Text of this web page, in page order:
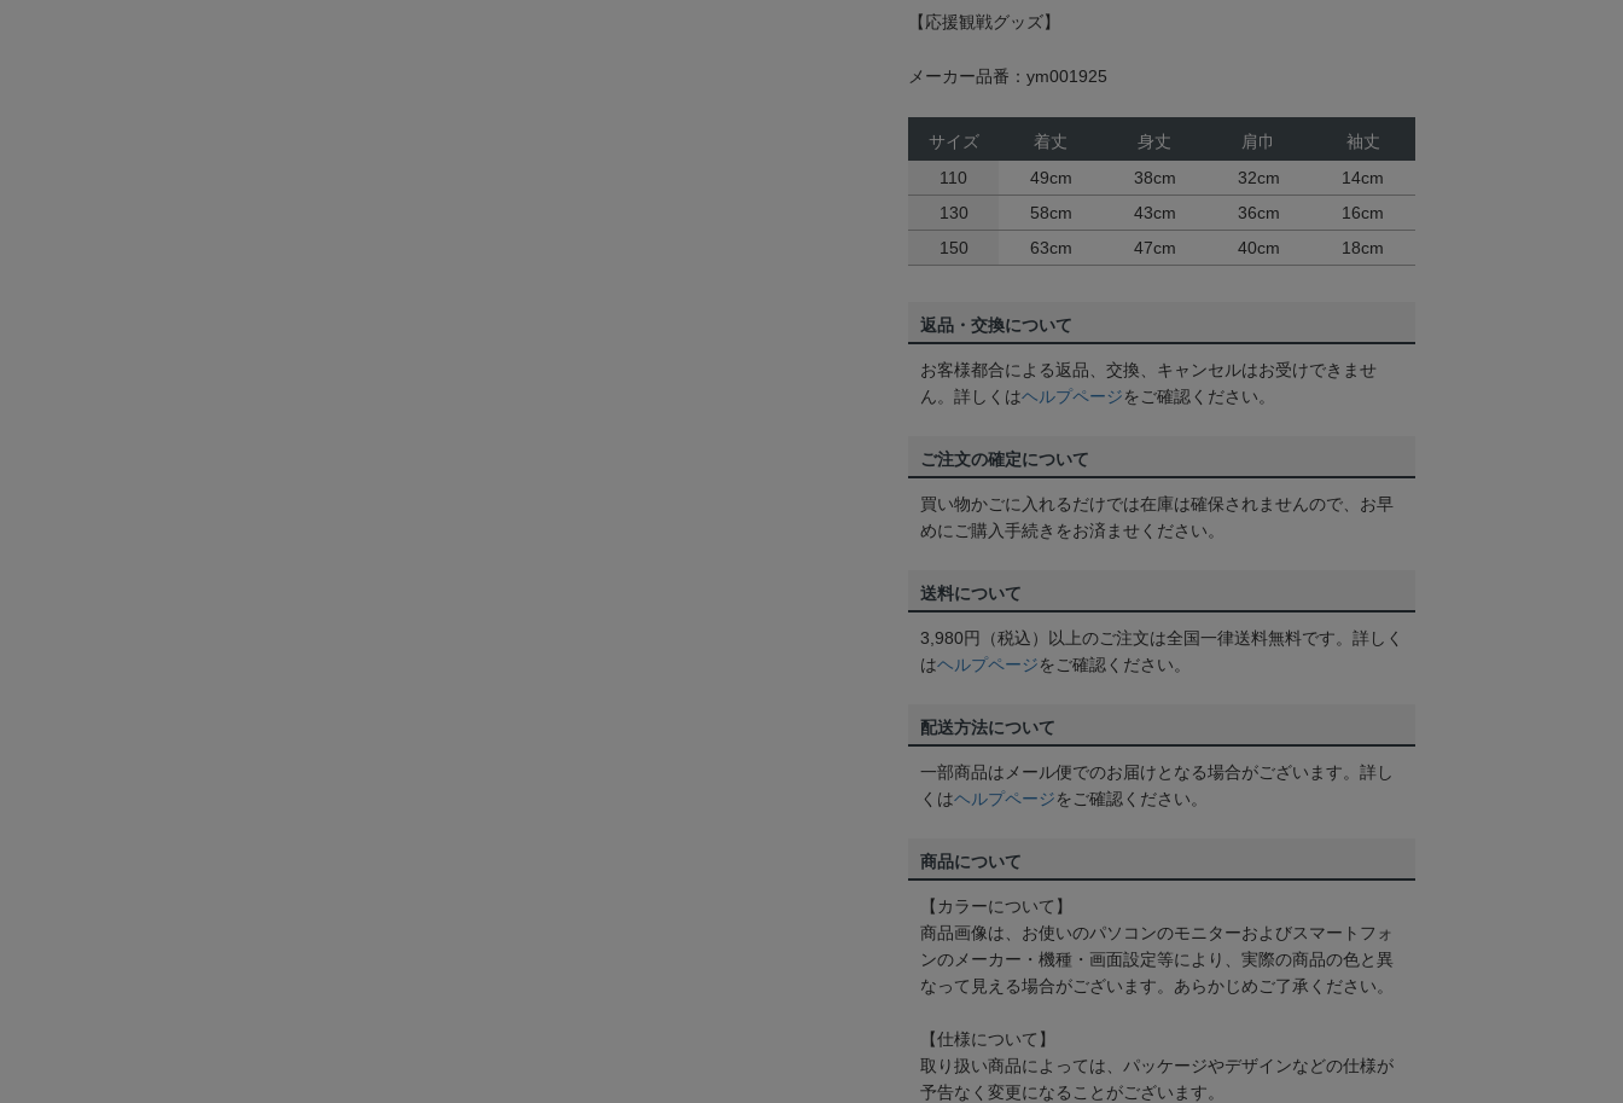
【応援観戦グッズ】
メーカー品番：ym001925
サイズ 着丈 身丈 肩巾
袖丈
110
49cm 38cm 32cm
14cm
130
58cm 43cm 36cm
16cm
150
63cm 47cm 40cm 18cm
返品・交換について
お客様都合による返品、交換、キャンセルはお受けできませ
ん。詳しくはヘルプページをご確認ください。
ご注文の確定について
買い物かごに入れるだけでは在庫は確保されませんので、お早
めにご購入手続きをお済ませください。
送料について
3,980円（税込）以上のご注文は全国一律送料無料です。詳しく
はヘルプページをご確認ください。
配送方法について
一部商品はメール便でのお届けとなる場合がございます。詳し
くはヘルプページをご確認ください。
商品について
【カラーについて】
商品画像は、お使いのパソコンのモニターおよびスマートフォ
ンのメーカー・機種・画面設定等により、実際の商品の色と異
なって見える場合がございます。あらかじめご了承ください。
【仕様について】
取り扱い商品によっては、パッケージやデザインなどの仕様が
予告なく変更になることがございます。